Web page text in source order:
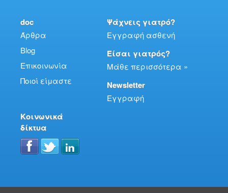
doc
Άρθρα
Blog
Επικοινωνία
Ποιοί είμαστε
Ψάχνεις γιατρό?
Εγγραφή ασθενή
Είσαι γιατρός?
Μάθε περισσότερα »
Newsletter
Εγγραφή
Κοινωνικά
δίκτυα